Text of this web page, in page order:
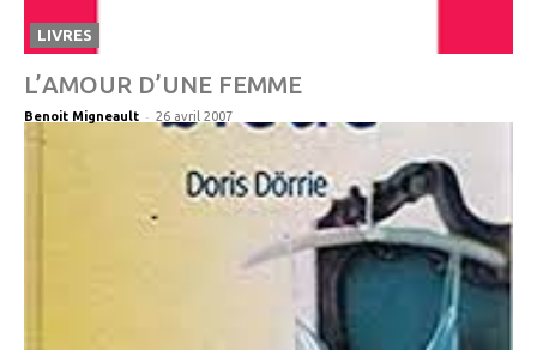
LIVRES
L’AMOUR D’UNE FEMME
Benoit Migneault - 26 avril 2007